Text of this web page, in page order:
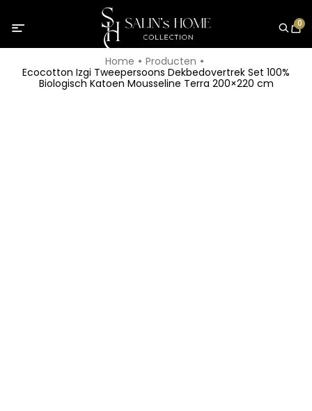
0
Home
Producten
Ecocotton Izgi Tweepersoons Dekbedovertrek Set 100%
Biologisch Katoen Mousseline Terra 200×220 cm